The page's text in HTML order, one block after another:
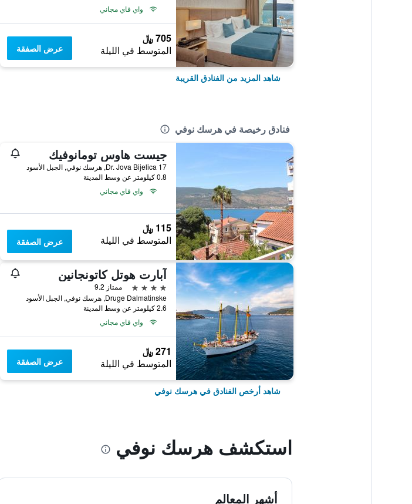
واي فاي مجاني
705 ﷼
المتوسط في الليلة عرض الصفقة
شاهد المزيد من الفنادق القريبة
فنادق رخيصة في هرسك نوفي
جيست هاوس تومانوفيك
Dr. Jova Bijelica 17, هرسك نوفي, الجبل الأسود
0.8 كيلومتر عن وسط المدينة
واي فاي مجاني
115 ﷼
المتوسط في الليلة عرض الصفقة
آبارت هوتل كاتونجانين
4 نجوم
ممتاز 9.2
Druge Dalmatinske, هرسك نوفي, الجبل الأسود
2.6 كيلومتر عن وسط المدينة
واي فاي مجاني
271 ﷼
المتوسط في الليلة عرض الصفقة
شاهد أرخص الفنادق في هرسك نوفي
استكشف هرسك نوفي
أشهر المعالم